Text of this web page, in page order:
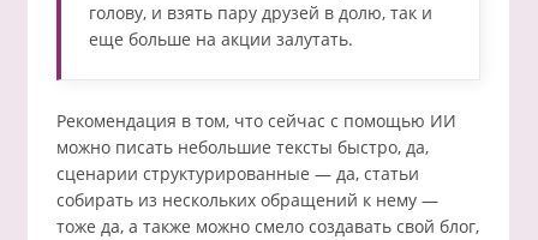
голову, и взять пару друзей в долю, так и
еще больше на акции залутать.
Рекомендация в том, что сейчас с помощью ИИ
можно писать небольшие тексты быстро, да,
сценарии структурированные — да, статьи
собирать из нескольких обращений к нему —
тоже да, а также можно смело создавать свой блог,